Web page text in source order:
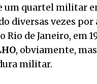
um quartel militar
diversas vezes
de Janeiro, em
, obviamente,
militar.